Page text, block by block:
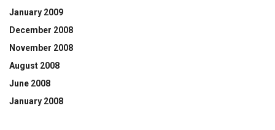
January 2009
December 2008
November 2008
August 2008
June 2008
January 2008